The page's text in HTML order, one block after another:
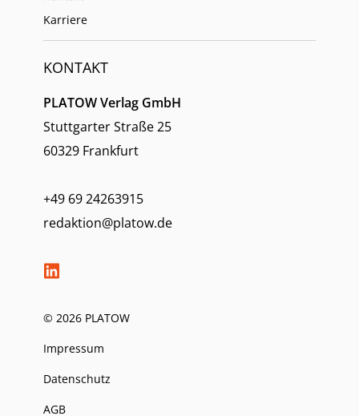
Karriere
KONTAKT
PLATOW Verlag GmbH
Stuttgarter Straße 25
60329 Frankfurt
+49 69 24263915
redaktion@platow.de
© 2026 PLATOW
Impressum
Datenschutz
AGB